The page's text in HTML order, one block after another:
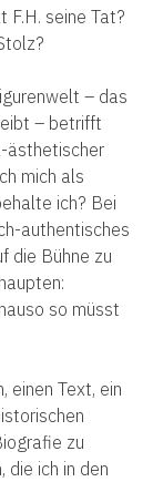
seine Tat?
– das
– betrifft
ästhetischer
mich als
ich? Bei
authentisches
die Bühne zu
so müsst
einen Text, ein
zu
die ich in den